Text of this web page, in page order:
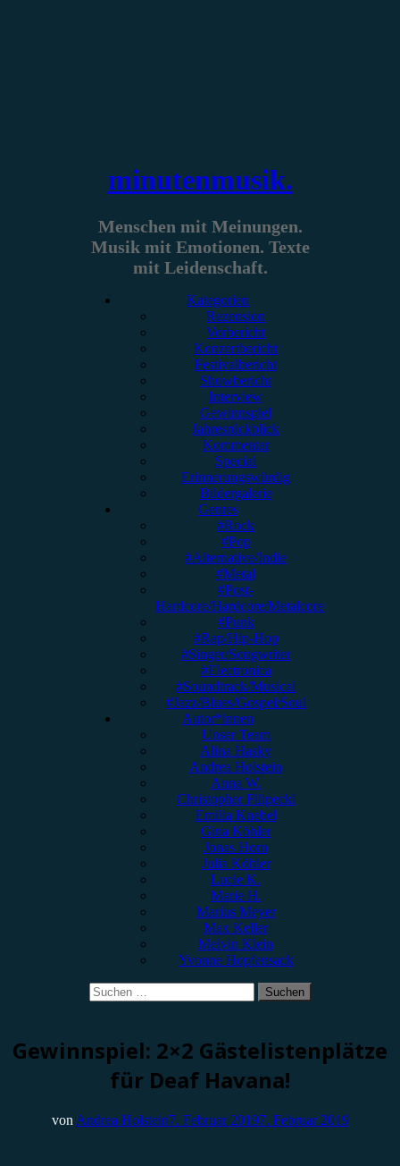
minutenmusik.
Menschen mit Meinungen.
Musik mit Emotionen. Texte
mit Leidenschaft.
Kategorien
Rezension
Vorbericht
Konzertbericht
Festivalbericht
Showbericht
Interview
Gewinnspiel
Jahresrückblick
Kommentar
Special
Erinnerungswürdig
Bildergalerie
Genres
#Rock
#Pop
#Alternative/Indie
#Metal
#Post-
Hardcore/Hardcore/Metalcore
#Punk
#Rap/Hip-Hop
#Singer/Songwriter
#Electronica
#Soundtrack/Musical
#Jazz/Blues/Gospel/Soul
Autor*innen
Unser Team
Alina Hasky
Andrea Holstein
Anna W.
Christopher Filipecki
Emilia Knebel
Gina Köhler
Jonas Horn
Julia Köhler
Lucie K.
Marie H.
Marius Meyer
Max Keller
Melvin Klein
Yvonne Hopfensack
Suchen
nach:
Gewinnspiel: 2×2 Gästelistenplätze
für Deaf Havana!
von Andrea Holstein7. Februar 20197. Februar 2019